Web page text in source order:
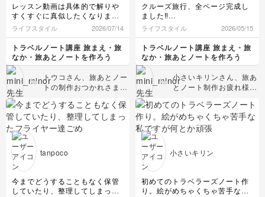
レッスン動画は具体的で解りや
すくすぐに真似したくなりまし
た。私は手書きが苦手なのでデ
ジタル(goodnotes)で手書き風
に作ってみました。ちょっと大
変だったけど旅ノート作りは楽
しい作業ですね。新しい趣味が
できて嬉しいです。
ライフスタイル 2026/07/14
トラベルノート講座 旅まえ・旅
なか・旅あとノートを作ろう
トウコさん、旅あとノー
トの制作おつかれさまで
書き風に仕上げる工夫、
とっても素敵です！写真
もすごくきれい✨ 私自
出が特別になり、完成し
しおだなあと思っていま
す。 「新しい趣味がで
クルーズ旅行、全ページ完成し
ました‼️
全部のページを投稿できず残念
なのですが、一番頑張ったペー
ジを見ていただきたいと思いま
す♪
まだまだ絵が下手ですが、お陰
様で描くことが楽しくなって来
ました。
手書きのイラストを入れるとノ
ートがとても映えますね❤️
時間はかかりますが、これまで
の旅をしっかり記録と記憶に残
したいと思ってます。
ありがとうございましたm(_
_)m
ライフスタイル 2026/05/15
トラベルノート講座 旅まえ・旅
なか・旅あとノートを作ろう
小さいキリンさん、旅あ
とノート制作お疲れ様で
い＆美しいトラベルノー
ト…！！このまま別府の
パンフレットに載せられ
ないです！ 地図もとて
りで、時間をかけて描い
たからこその、ご自身が
tanpoco
今までどうすることもなく保管
していたり、整理してしまった
小さいキリン
初めてのトラベラーズノート作
り。絵がめちゃくちゃ苦手な私